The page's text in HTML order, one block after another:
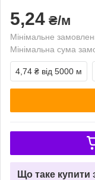
5,24 ₴/м
Мінімальне
Мінімальна сума
4,74 ₴ від 5000 м
Що таке купити